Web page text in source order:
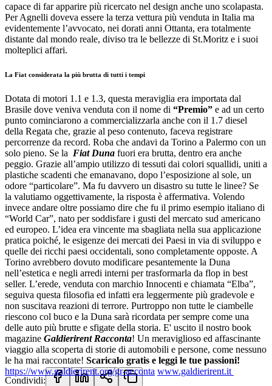
capace di far apparire più ricercato nel design anche uno scolapasta.
Per Agnelli doveva essere la terza vettura più venduta in Italia ma
evidentemente l’avvocato, nei dorati anni Ottanta, era totalmente
distante dal mondo reale, diviso tra le bellezze di St.Moritz e i suoi
molteplici affari.
La Fiat considerata la più brutta di tutti i tempi
Dotata di motori 1.1 e 1.3, questa meraviglia era importata dal
Brasile dove veniva venduta con il nome di “Premio” e ad un certo
punto cominciarono a commercializzarla anche con il 1.7 diesel
della Regata che, grazie al peso contenuto, faceva registrare
percorrenze da record. Roba che andavi da Torino a Palermo con un
solo pieno. Se la Fiat Duna fuori era brutta, dentro era anche
peggio. Grazie all’ampio utilizzo di tessuti dai colori squallidi, uniti a
plastiche scadenti che emanavano, dopo l’esposizione al sole, un
odore “particolare”. Ma fu davvero un disastro su tutte le linee? Se
la valutiamo oggettivamente, la risposta è affermativa. Volendo
invece andare oltre possiamo dire che fu il primo esempio italiano di
“World Car”, nato per soddisfare i gusti del mercato sud americano
ed europeo. L’idea era vincente ma sbagliata nella sua applicazione
pratica poiché, le esigenze dei mercati dei Paesi in via di sviluppo e
quelle dei ricchi paesi occidentali, sono completamente opposte. A
Torino avrebbero dovuto modificare pesantemente la Duna
nell’estetica e negli arredi interni per trasformarla da flop in best
seller. L’erede, venduta con marchio Innocenti e chiamata “Elba”,
seguiva questa filosofia ed infatti era leggermente più gradevole e
non suscitava reazioni di terrore. Purtroppo non tutte le ciambelle
riescono col buco e la Duna sarà ricordata per sempre come una
delle auto più brutte e sfigate della storia. E' uscito il nostro book
magazine Galdierirent Racconta! Un meraviglioso ed affascinante
viaggio alla scoperta di storie di automobili e persone, come nessuno
le ha mai raccontate! Scaricalo gratis e leggi le tue passioni!
https://www.galdierirent.org/gr-acconta www.galdierirent.it
Condividi: